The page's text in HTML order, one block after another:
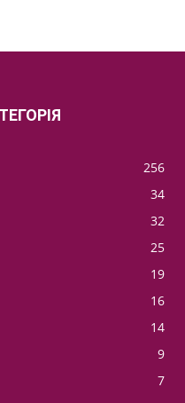
256
34
32
25
19
16
14
9
7